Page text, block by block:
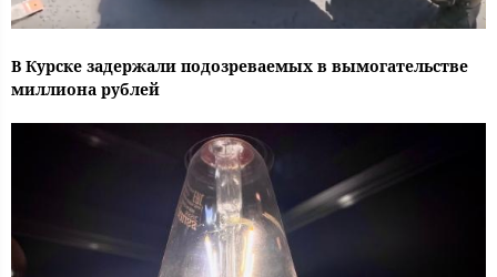
В Курске задержали подозреваемых в вымогательстве
миллиона рублей